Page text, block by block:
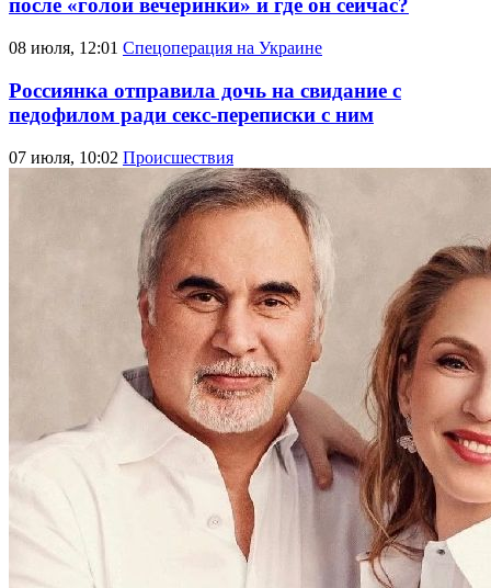
после «голой вечеринки» и где он сейчас?
08 июля, 12:01 Спецоперация на Украине
Россиянка отправила дочь на свидание с
педофилом ради секс-переписки с ним
07 июля, 10:02 Происшествия